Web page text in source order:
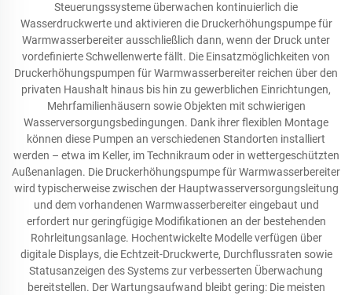
Steuerungssysteme überwachen kontinuierlich die
Wasserdruckwerte und aktivieren die Druckerhöhungspumpe für
Warmwasserbereiter ausschließlich dann, wenn der Druck unter
vordefinierte Schwellenwerte fällt. Die Einsatzmöglichkeiten von
Druckerhöhungspumpen für Warmwasserbereiter reichen über den
privaten Haushalt hinaus bis hin zu gewerblichen Einrichtungen,
Mehrfamilienhäusern sowie Objekten mit schwierigen
Wasserversorgungsbedingungen. Dank ihrer flexiblen Montage
können diese Pumpen an verschiedenen Standorten installiert
werden – etwa im Keller, im Technikraum oder in wettergeschützten
Außenanlagen. Die Druckerhöhungspumpe für Warmwasserbereiter
wird typischerweise zwischen der Hauptwasserversorgungsleitung
und dem vorhandenen Warmwasserbereiter eingebaut und
erfordert nur geringfügige Modifikationen an der bestehenden
Rohrleitungsanlage. Hochentwickelte Modelle verfügen über
digitale Displays, die Echtzeit-Druckwerte, Durchflussraten sowie
Statusanzeigen des Systems zur verbesserten Überwachung
bereitstellen. Der Wartungsaufwand bleibt gering: Die meisten